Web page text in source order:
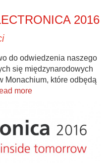
2016
do odwiedzenia naszego
się międzynarodowych
Monachium, które odbędą
more